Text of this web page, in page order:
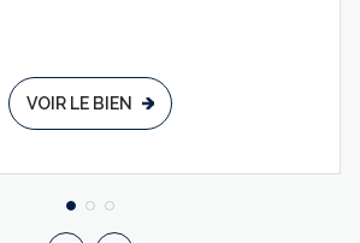
VOIR LE BIEN